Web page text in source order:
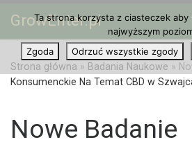
Przejdź do treści
GrowEnter.pl
Strona główna » Badania Naukowe »
Konsumenckie Na Temat CBD w
Nowe Badanie
Ta strona korzysta z ciasteczek aby
najwyższym
Zgoda
Odrzuć wszystkie zgody